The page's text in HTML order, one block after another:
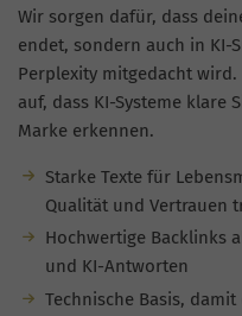
Wir sorgen dafür, dass
endet, sondern auch in KI-
Perplexity mitgedacht
auf, dass KI-Systeme klare
Marke erkennen.
Starke Texte für
Qualität und Vertrauen
Hochwertige Backlinks
und KI-Antworten
Technische Basis,